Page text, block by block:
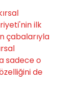
ilk
çabalarıyla
sadece o
de